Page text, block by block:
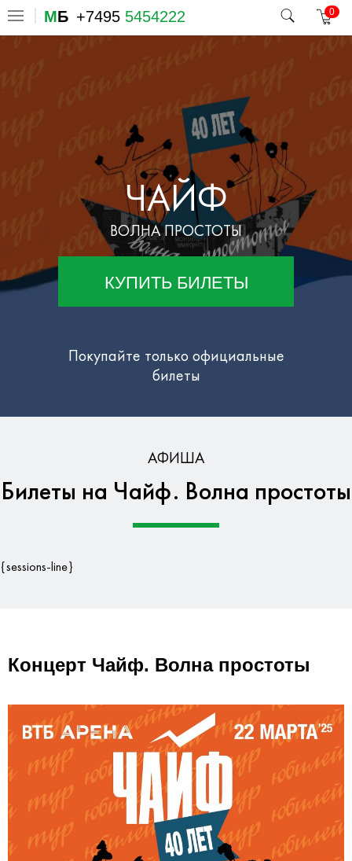
МБ +7495 5454222 0
ЧАЙФ
ВОЛНА ПРОСТОТЫ
КУПИТЬ БИЛЕТЫ
Покупайте только официальные
билеты
Гарантия безопасности данных
АФИША
Билеты на Чайф. Волна простоты
{sessions-line}
Концерт Чайф. Волна простоты